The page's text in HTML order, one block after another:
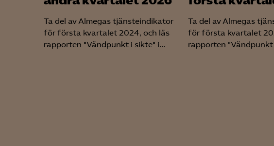
Leadfeeder
Microsoft Ads
Ta del av Almegas tjänsteindikator
för första kvartalet 2024, och läs
rapporten "Vändpunkt i sikte" i...
Ta del av Almegas
för första kvartalet
rapporten "Vändpunkt